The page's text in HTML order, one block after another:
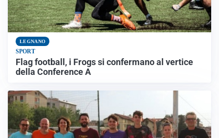
LEGNANO
SPORT
Flag football, i Frogs si confermano al vertice
della Conference A